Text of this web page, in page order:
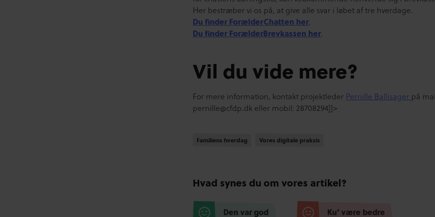
Her bestræber vi os på, at give alle svar i løbet af tre hverdage.
Du finder ForælderChatten her.
Du finder ForælderBrevkassen her.
Vil du vide mere?
For mere information, kontakt projektleder Pernille Ballisager på
pernille@cfdp.dk eller mobil: 28708294]]>
Familiens hverdag
Familiens hverdag Vores digitale praksis
Vores digitale praksis
Hvad synes du om vores artikel?
Den var god Ku’ være bedre